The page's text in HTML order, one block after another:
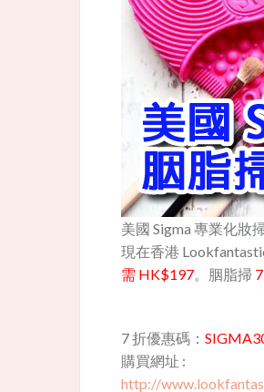
美國 Sigma 專業化妝
現在香港
需 HK$197。胭脂掃
7 折優惠碼：
購買網址 :
http://